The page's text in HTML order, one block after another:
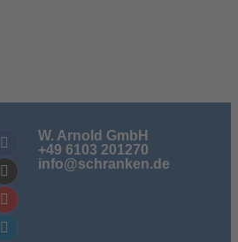
W. Arnold GmbH
+49 6103 201270
info@schranken.de